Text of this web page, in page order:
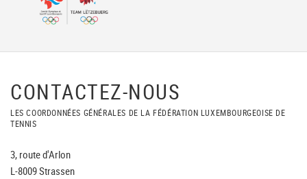
CONTACTEZ-NOUS
LES COORDONNÉES GÉNÉRALES DE LA FÉDÉRATION LUXEMBOURGEOISE DE
TENNIS
3, route d'Arlon
L-8009 Strassen